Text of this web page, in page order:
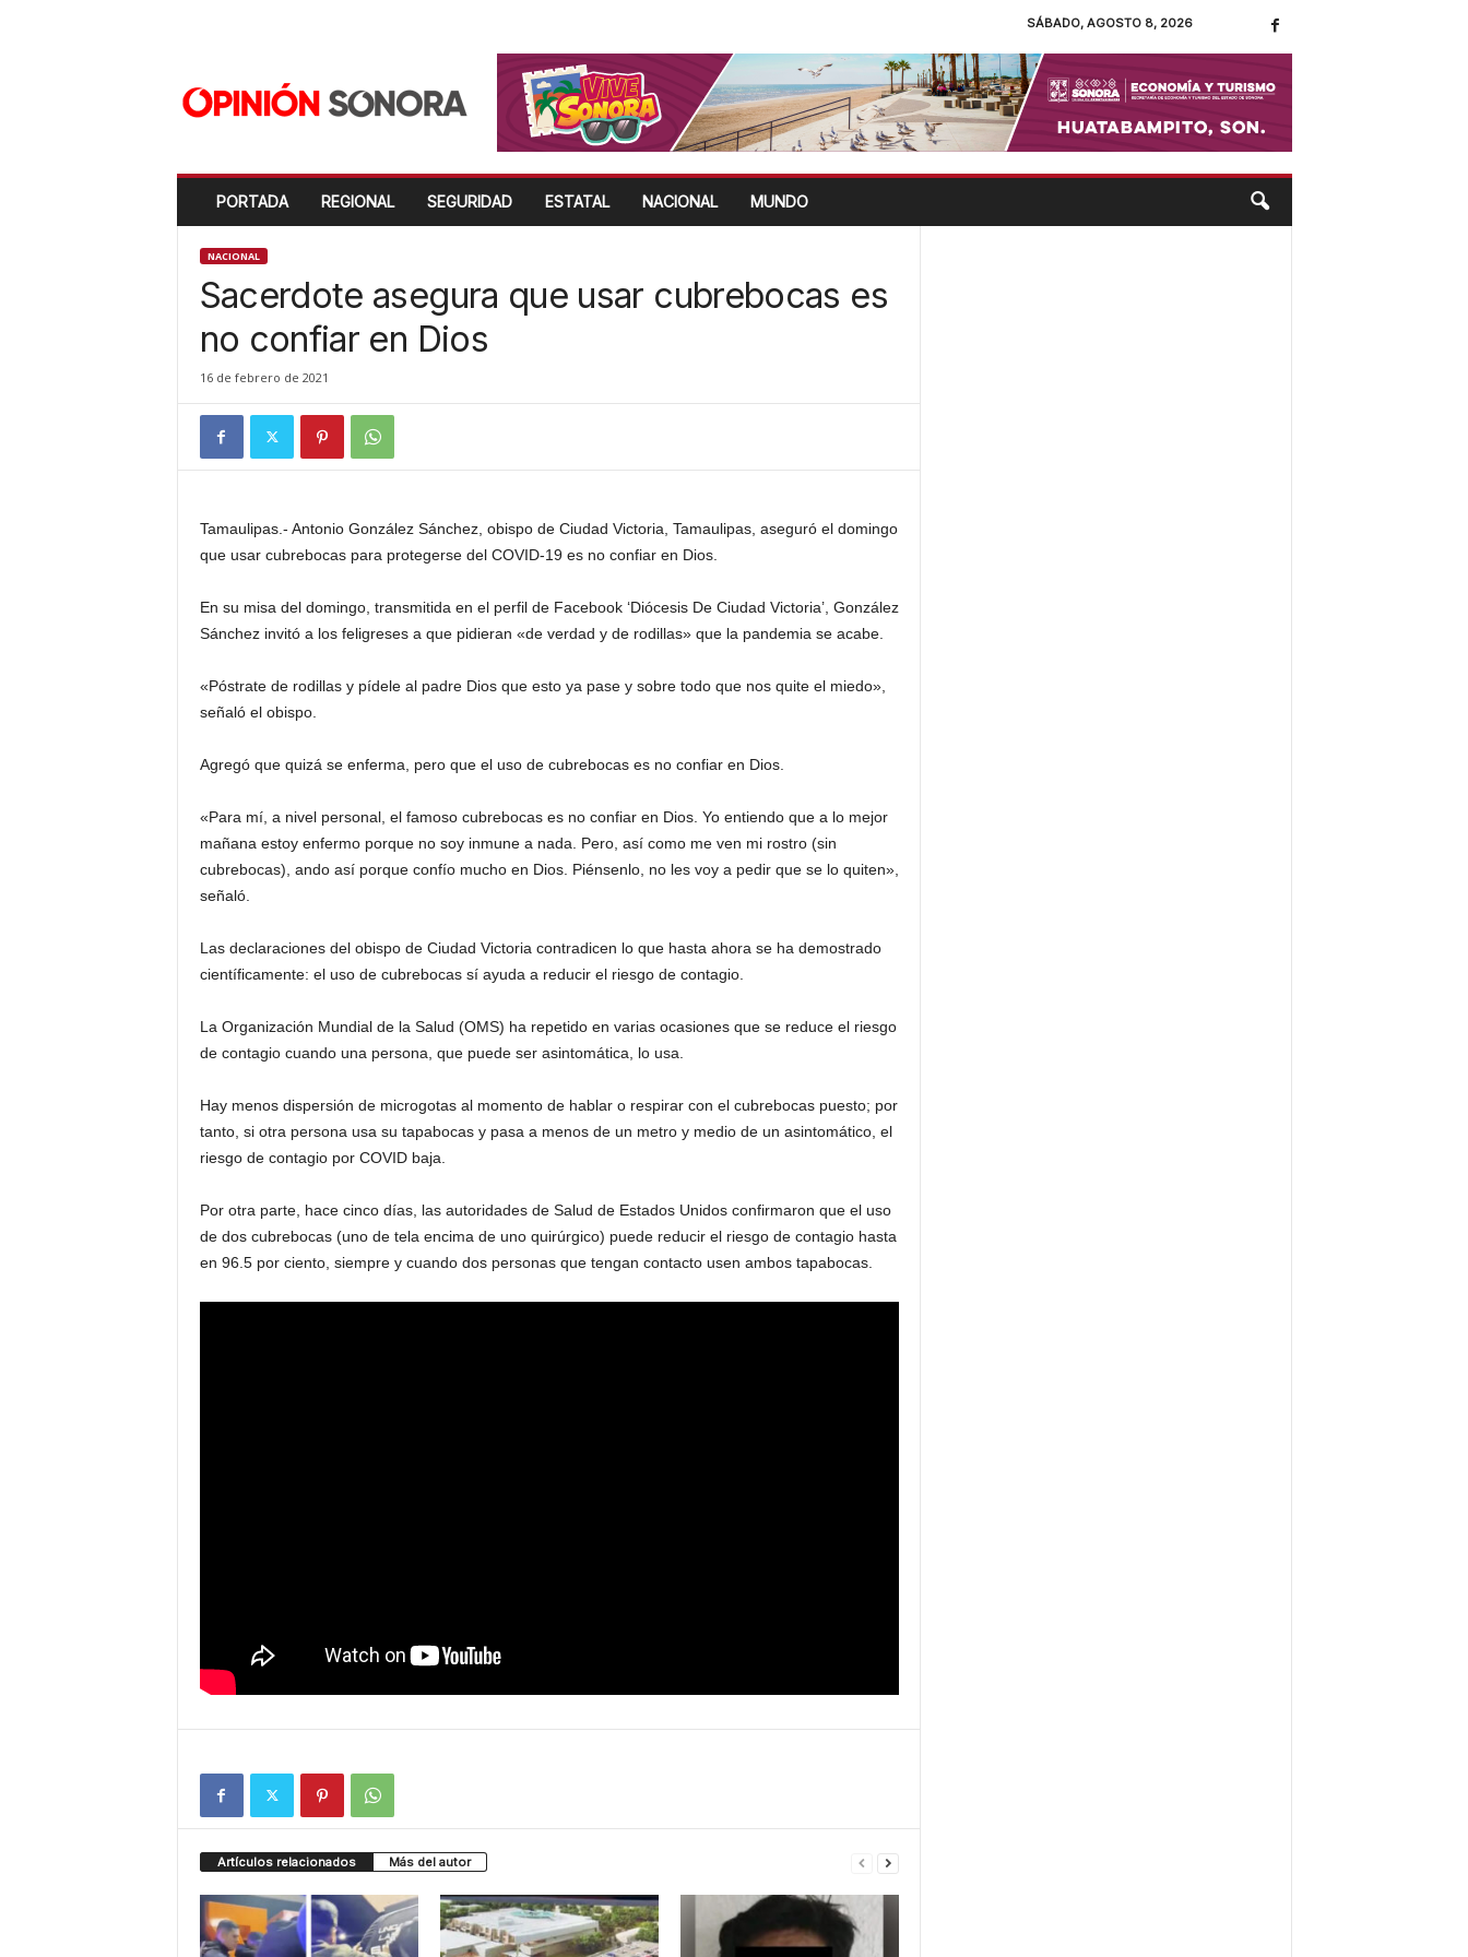
SÁBADO, AGOSTO 8, 2026
PORTADA REGIONAL SEGURIDAD ESTATAL NACIONAL MUNDO
NACIONAL
Sacerdote asegura que usar cubrebocas es
no confiar en Dios
16 de febrero de 2021
Tamaulipas.- Antonio González Sánchez, obispo de Ciudad Victoria, Tamaulipas, aseguró el domingo
que usar cubrebocas para protegerse del COVID-19 es no confiar en Dios.
En su misa del domingo, transmitida en el perfil de Facebook ‘Diócesis De Ciudad Victoria’, González
Sánchez invitó a los feligreses a que pidieran «de verdad y de rodillas» que la pandemia se acabe.
«Póstrate de rodillas y pídele al padre Dios que esto ya pase y sobre todo que nos quite el miedo»,
señaló el obispo.
Agregó que quizá se enferma, pero que el uso de cubrebocas es no confiar en Dios.
«Para mí, a nivel personal, el famoso cubrebocas es no confiar en Dios. Yo entiendo que a lo mejor
mañana estoy enfermo porque no soy inmune a nada. Pero, así como me ven mi rostro (sin
cubrebocas), ando así porque confío mucho en Dios. Piénsenlo, no les voy a pedir que se lo quiten»,
señaló.
Las declaraciones del obispo de Ciudad Victoria contradicen lo que hasta ahora se ha demostrado
científicamente: el uso de cubrebocas sí ayuda a reducir el riesgo de contagio.
La Organización Mundial de la Salud (OMS) ha repetido en varias ocasiones que se reduce el riesgo
de contagio cuando una persona, que puede ser asintomática, lo usa.
Hay menos dispersión de microgotas al momento de hablar o respirar con el cubrebocas puesto; por
tanto, si otra persona usa su tapabocas y pasa a menos de un metro y medio de un asintomático, el
riesgo de contagio por COVID baja.
Por otra parte, hace cinco días, las autoridades de Salud de Estados Unidos confirmaron que el uso
de dos cubrebocas (uno de tela encima de uno quirúrgico) puede reducir el riesgo de contagio hasta
en 96.5 por ciento, siempre y cuando dos personas que tengan contacto usen ambos tapabocas.
Artículos relacionados Más del autor